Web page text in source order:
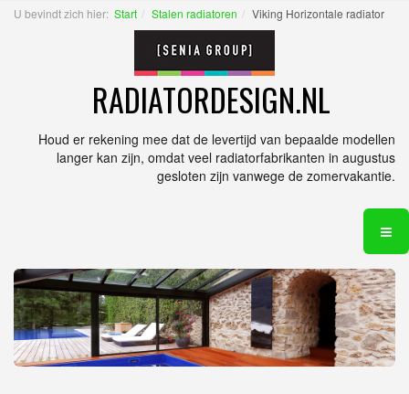
U bevindt zich hier: Start Stalen radiatoren Viking Horizontale radiator
RADIATORDESIGN.NL
Houd er rekening mee dat de levertijd van bepaalde modellen
langer kan zijn, omdat veel radiatorfabrikanten in augustus
gesloten zijn vanwege de zomervakantie.